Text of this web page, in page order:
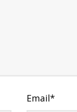
Email*